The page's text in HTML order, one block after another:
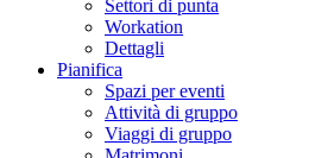
Settori di punta
Workation
Dettagli
Pianifica
Spazi per eventi
Attività di gruppo
Viaggi di gruppo